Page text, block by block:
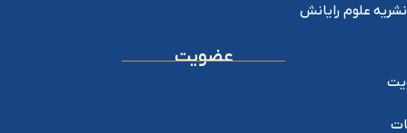
نشریه علوم رایانش
عضویت